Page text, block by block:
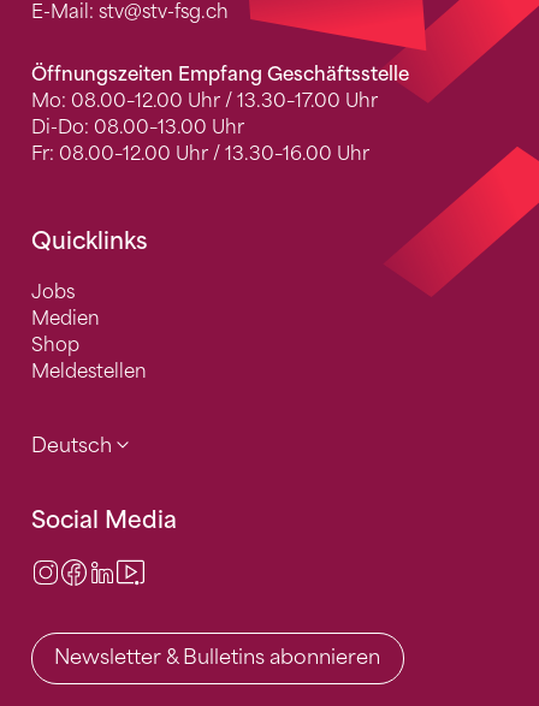
E-Mail: stv@stv-fsg.ch
Öffnungszeiten Empfang Geschäftsstelle
Mo: 08.00–12.00 Uhr / 13.30–17.00 Uhr
Di-Do: 08.00–13.00 Uhr
Fr: 08.00–12.00 Uhr / 13.30–16.00 Uhr
Quicklinks
Jobs
Medien
Shop
Meldestellen
Deutsch
Social Media
Instagram
Facebook
LinkedIn
Newsletter & Bulletins abonnieren